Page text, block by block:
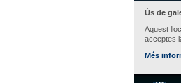
Ús de
Aquest
acceptes
Més